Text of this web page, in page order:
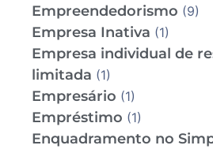
Empreendedorismo (9)
Empresa Inativa (1)
Empresa individual de
limitada (1)
Empresário (1)
Empréstimo (1)
Enquadramento no